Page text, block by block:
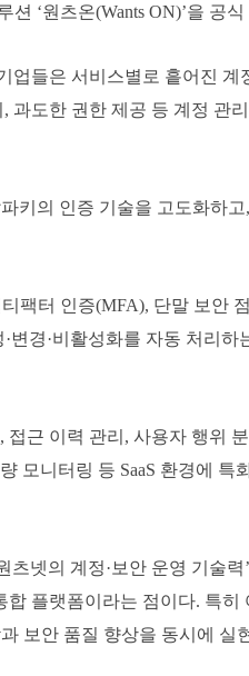
‘원츠온(Wants ON)’을 공
업들은 서비스별로 흩어진
과도한 권한 제공 등 계정 관
키의 인증 기술을 고도화하
팩터 인증(MFA), 단말 보안
변경·비활성화를 자동 처리
접근 이력 관리, 사용자 행위
모니터링 등 SaaS 환경에
츠넷의 계정·보안 운영 기술
플랫폼이라는 점이다. 특히
보안 품질 향상을 동시에 실